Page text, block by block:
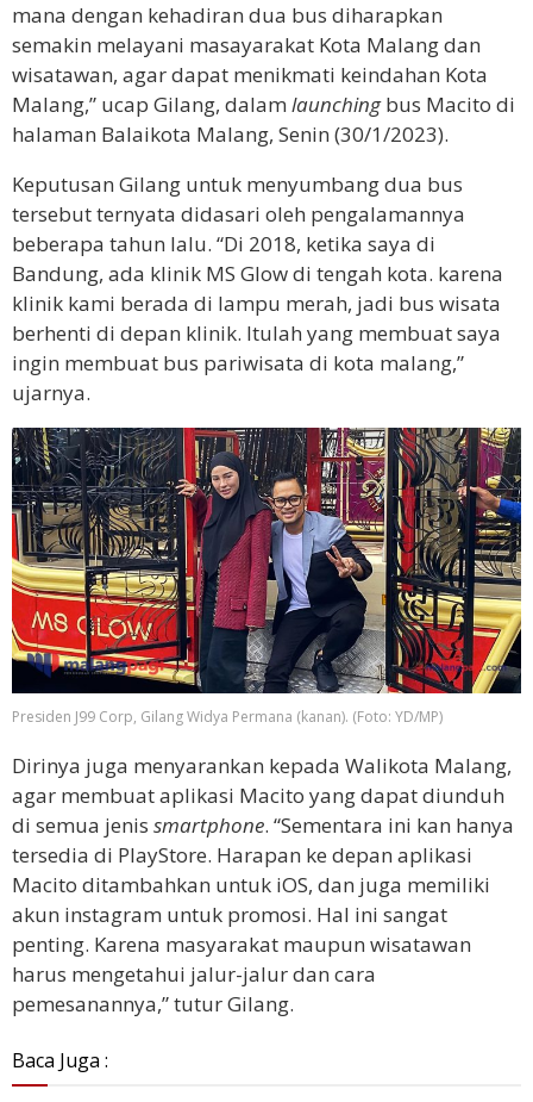
mana dengan kehadiran dua bus diharapkan
semakin melayani masayarakat Kota Malang dan
wisatawan, agar dapat menikmati keindahan Kota
Malang,” ucap Gilang, dalam launchingbus Macito di
halaman Balaikota Malang, Senin (30/1/2023).
Keputusan Gilang untuk menyumbang dua bus
tersebut ternyata didasari oleh pengalamannya
beberapa tahun lalu. “Di 2018, ketika saya di
Bandung, ada klinik MS Glow di tengah kota. karena
klinik kami berada di lampu merah, jadi bus wisata
berhenti di depan klinik. Itulah yang membuat saya
ingin membuat bus pariwisata di kota malang,”
ujarnya.
Presiden J99 Corp, Gilang Widya Permana (kanan). (Foto: YD/MP)
Dirinya juga menyarankan kepada Walikota Malang,
agar membuat aplikasi Macito yang dapat diunduh
di semua jenis smartphone. “Sementara ini kan hanya
tersedia di PlayStore. Harapan ke depan aplikasi
Macito ditambahkan untuk iOS, dan juga memiliki
akun instagram untuk promosi. Hal ini sangat
penting. Karena masyarakat maupun wisatawan
harus mengetahui jalur-jalur dan cara
pemesanannya,” tutur Gilang.
Baca Juga :